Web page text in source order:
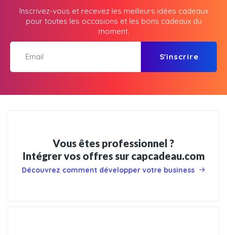
Inscrivez-vous et recevez les meilleurs idées cadeaux
pour toutes les occasions et les bons cadeaux du
moment.
S'inscrire
Vous êtes professionnel ?
Intégrer vos offres sur capcadeau.com
Découvrez comment développer votre business